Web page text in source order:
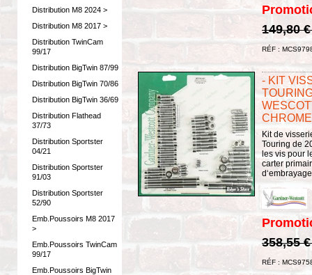
Distribution M8 2024 >
Distribution M8 2017 >
Distribution TwinCam
99/17
Distribution BigTwin 87/99
Distribution BigTwin 70/86
Distribution BigTwin 36/69
Distribution Flathead
37/73
Distribution Sportster
04/21
Distribution Sportster
91/03
Distribution Sportster
52/90
Emb.Poussoirs M8 2017
>
Emb.Poussoirs TwinCam
99/17
Emb.Poussoirs BigTwin
149,80
RÉF :
- KIT
CHROME
Kit de
Touring de
les vis pour
carter
358,55
RÉF :